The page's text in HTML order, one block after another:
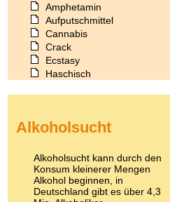
Amphetamin
Aufputschmittel
Cannabis
Crack
Ecstasy
Haschisch
Kokain
LSD
Marihuana
Medikamente
Meskalin
Alkoholsucht
Alkoholsucht kann durch den
Konsum kleinerer Mengen
Alkohol beginnen, in
Deutschland gibt es über 4,3